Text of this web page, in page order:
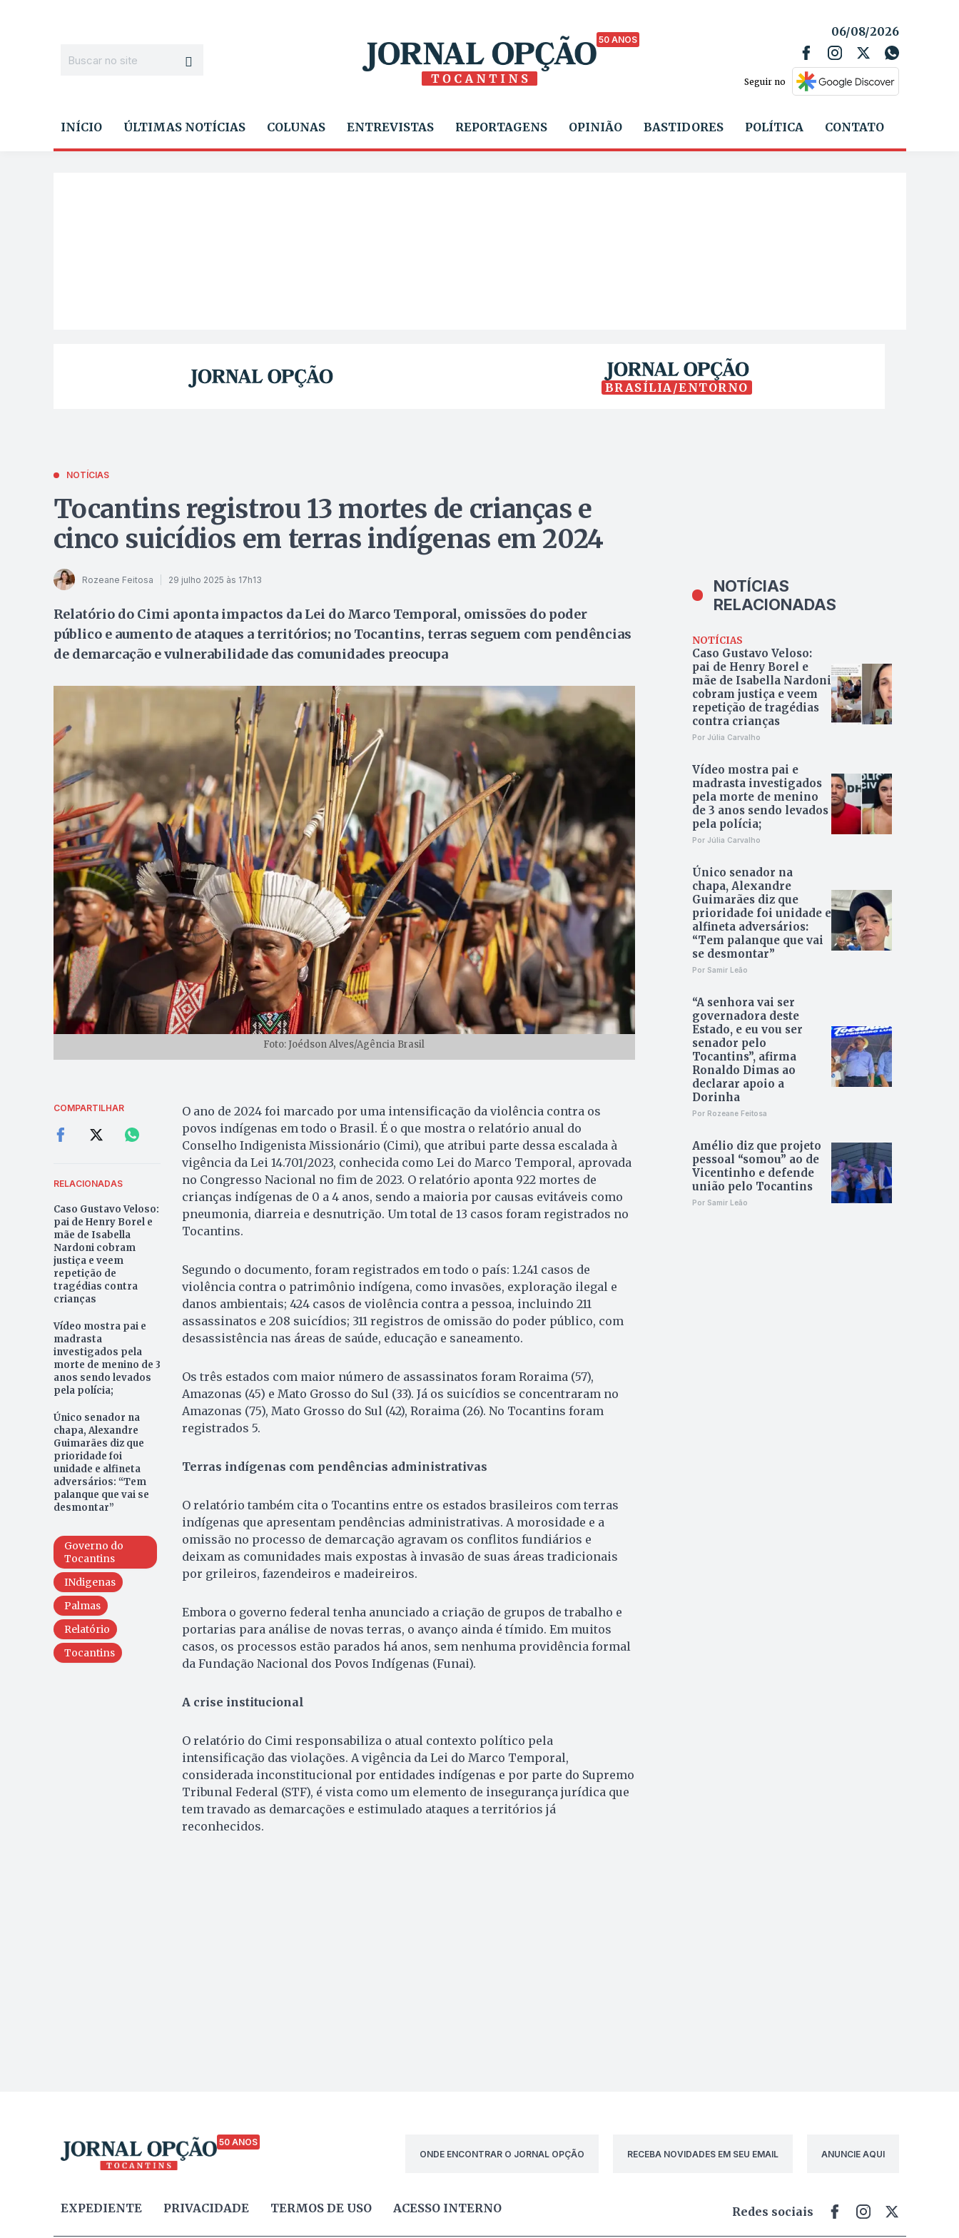
50 ANOS
06/08/2026
Seguir no
INÍCIO ÚLTIMAS NOTÍCIAS COLUNAS ENTREVISTAS REPORTAGENS OPINIÃO BASTIDORES POLÍTICA CONTATO
BRASÍLIA/ENTORNO
NOTÍCIAS
Tocantins registrou 13 mortes de crianças e
cinco suicídios em terras indígenas em 2024
Rozeane Feitosa 29 julho 2025 às 17h13
Relatório do Cimi aponta impactos da Lei do Marco Temporal, omissões do poder
público e aumento de ataques a territórios; no Tocantins, terras seguem com pendências
de demarcação e vulnerabilidade das comunidades preocupa
Foto: Joédson Alves/Agência Brasil
COMPARTILHAR
RELACIONADAS
Caso Gustavo Veloso:
pai de Henry Borel e
mãe de Isabella
Nardoni cobram
justiça e veem
repetição de
tragédias contra
crianças
Vídeo mostra pai e
madrasta
investigados pela
morte de menino de 3
anos sendo levados
pela polícia;
Único senador na
chapa, Alexandre
Guimarães diz que
prioridade foi
unidade e alfineta
adversários: “Tem
palanque que vai se
desmontar”
Governo do
Tocantins
INdigenas
Palmas
Relatório
Tocantins
O ano de 2024 foi marcado por uma intensificação da violência contra os
povos indígenas em todo o Brasil. É o que mostra o relatório anual do
Conselho Indigenista Missionário (Cimi), que atribui parte dessa escalada à
vigência da Lei 14.701/2023, conhecida como Lei do Marco Temporal, aprovada
no Congresso Nacional no fim de 2023. O relatório aponta 922 mortes de
crianças indígenas de 0 a 4 anos, sendo a maioria por causas evitáveis como
pneumonia, diarreia e desnutrição. Um total de 13 casos foram registrados no
Tocantins.
Segundo o documento, foram registrados em todo o país: 1.241 casos de
violência contra o patrimônio indígena, como invasões, exploração ilegal e
danos ambientais; 424 casos de violência contra a pessoa, incluindo 211
assassinatos e 208 suicídios; 311 registros de omissão do poder público, com
desassistência nas áreas de saúde, educação e saneamento.
Os três estados com maior número de assassinatos foram Roraima (57),
Amazonas (45) e Mato Grosso do Sul (33). Já os suicídios se concentraram no
Amazonas (75), Mato Grosso do Sul (42), Roraima (26). No Tocantins foram
registrados 5.
Terras indígenas com pendências administrativas
O relatório também cita o Tocantins entre os estados brasileiros com terras
indígenas que apresentam pendências administrativas. A morosidade e a
omissão no processo de demarcação agravam os conflitos fundiários e
deixam as comunidades mais expostas à invasão de suas áreas tradicionais
por grileiros, fazendeiros e madeireiros.
Embora o governo federal tenha anunciado a criação de grupos de trabalho e
portarias para análise de novas terras, o avanço ainda é tímido. Em muitos
casos, os processos estão parados há anos, sem nenhuma providência formal
da Fundação Nacional dos Povos Indígenas (Funai).
A crise institucional
O relatório do Cimi responsabiliza o atual contexto político pela
intensificação das violações. A vigência da Lei do Marco Temporal,
considerada inconstitucional por entidades indígenas e por parte do Supremo
Tribunal Federal (STF), é vista como um elemento de insegurança jurídica que
tem travado as demarcações e estimulado ataques a territórios já
reconhecidos.
NOTÍCIAS
RELACIONADAS
NOTÍCIAS
Caso Gustavo Veloso:
pai de Henry Borel e
mãe de Isabella Nardoni
cobram justiça e veem
repetição de tragédias
contra crianças
Por Júlia Carvalho
Vídeo mostra pai e
madrasta investigados
pela morte de menino
de 3 anos sendo levados
pela polícia;
Por Júlia Carvalho
Único senador na
chapa, Alexandre
Guimarães diz que
prioridade foi unidade e
alfineta adversários:
“Tem palanque que vai
se desmontar”
Por Samir Leão
“A senhora vai ser
governadora deste
Estado, e eu vou ser
senador pelo
Tocantins”, afirma
Ronaldo Dimas ao
declarar apoio a
Dorinha
Por Rozeane Feitosa
Amélio diz que projeto
pessoal “somou” ao de
Vicentinho e defende
união pelo Tocantins
Por Samir Leão
50 ANOS
ONDE ENCONTRAR O JORNAL OPÇÃO
RECEBA NOVIDADES EM SEU EMAIL ANUNCIE AQUI
EXPEDIENTE PRIVACIDADE TERMOS DE USO ACESSO INTERNO Redes sociais